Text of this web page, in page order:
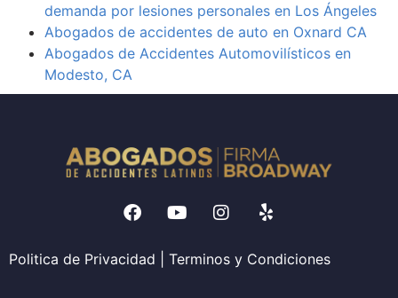
demanda por lesiones personales en Los Ángeles
Abogados de accidentes de auto en Oxnard CA
Abogados de Accidentes Automovilísticos en
Modesto, CA
Politica de Privacidad Terminos y Condiciones